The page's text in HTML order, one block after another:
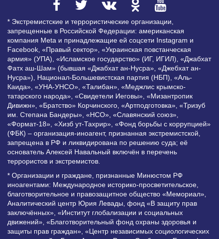
* Экстремистские и террористические организации,
запрещенные в Российской Федерации: американская
компания Meta и принадлежащие ей соцсети Instagram и
Facebook, «Правый сектор», «Украинская повстанческая
армия» (УПА), «Исламское государство» (ИГ, ИГИЛ), «Джабхат
Фатх аш-Шам» (бывшая «Джабхат ан-Нусра», «Джебхат ан-
Нусра»), Национал-Большевистская партия (НБП), «Аль-
Каида», «УНА-УНСО», «Талибан», «Меджлис крымско-
татарского народа», «Свидетели Иеговы», «Мизантропик
Дивижн», «Братство» Корчинского, «Артподготовка», «Тризуб
им. Степана Бандеры», «НСО», «Славянский союз»,
«Формат-18», «Хизб ут-Тахрир», «Фонд борьбы с коррупцией»
(ФБК) – организация-иноагент, признанная экстремистской,
запрещена в РФ и ликвидирована по решению суда; её
основатель Алексей Навальный включён в перечень
террористов и экстремистов.
* Организации и граждане, признанные Минюстом РФ
иноагентами: Международное историко-просветительское,
благотворительное и правозащитное общество «Мемориал»,
Аналитический центр Юрия Левады, фонд «В защиту прав
заключённых», «Институт глобализации и социальных
движений», «Благотворительный фонд охраны здоровья и
защиты прав граждан», «Центр независимых социологических